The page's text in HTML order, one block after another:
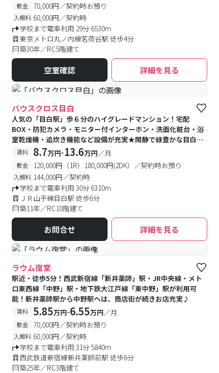
敷金 70,000円／契約時お預り
入館料 60,000円／契約時
学校まで電車利用 29分 6530m
東京メトロ丸ノ内線茗荷谷駅 徒歩4分
築30年／RC5階建て
空室確認 詳細を見る
#女性専用フロアあり
バウスクロス目白
人気の「目白駅」歩６分のハイグレードマンション！宅配
BOX・防犯カメラ・モニター付インターホン・洗面化粧台・浴
室乾燥機・追炊き機能など設備が充実★閑静で緑豊かな目白エ
リアは住みやすさ抜群♪
賃料 8.7万円-13.6万円／月
敷金 120,000円（1R）180,000円(2DK）／契約時お預り
入館料 144,000円／契約時
学校まで電車利用 30分 6310m
ＪＲ山手線目白駅 徒歩6分
築11年／RC10階建て
お問合せ 詳細を見る
#予約受付中 #空室待ち
ラウム復堂
駅近・徒歩5分！西武新宿線「新井薬師」駅・JR中央線・メト
ロ東西線「中野」駅・地下鉄大江戸線「東中野」駅が利用可
能！新井薬師駅から中野駅へは、商店街が続きお店充実♪
賃料 5.85万円-6.55万円／月
敷金 70,000円／契約時お預り
入館料 60,000円／契約時
学校まで電車利用 31分 5840m
西武鉄道新宿線新井薬師前駅 徒歩6分
築25年／RC3階建て